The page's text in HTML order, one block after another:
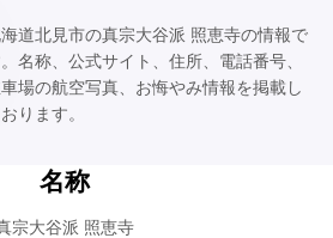
道北見市の真宗大谷派 照恵寺の情報で
名称、公式サイト、住所、電話番号、
場の航空写真、お悔やみ情報を掲載し
ります。
名称
宗大谷派 照恵寺